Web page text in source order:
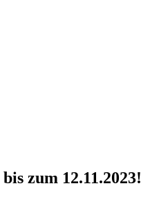
zum 12.11.2023!